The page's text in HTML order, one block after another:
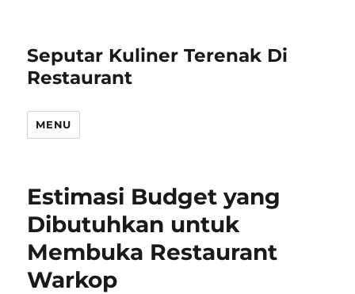
Seputar Kuliner Terenak Di
Restaurant
MENU
Estimasi Budget yang
Dibutuhkan untuk
Membuka Restaurant
Warkop